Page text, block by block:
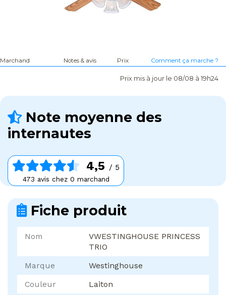
Marchand Notes & avis Prix Comment ça marche ?
Prix mis à jour le 08/08 à 19h24
Note moyenne des
internautes
4,5 / 5
473 avis chez 0 marchand
Fiche produit
Nom
VWESTINGHOUSE PRINCESS
TRIO
Marque
Westinghouse
Couleur
Laiton